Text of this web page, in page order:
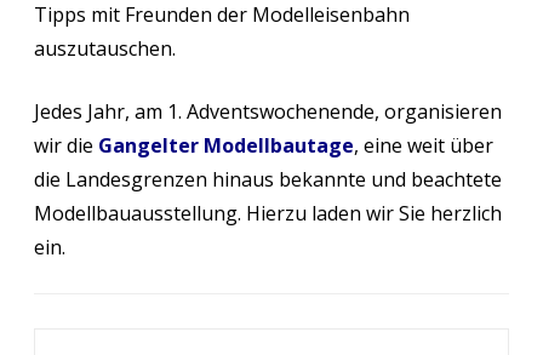
Tipps mit Freunden der Modelleisenbahn
auszutauschen.
Jedes Jahr, am 1. Adventswochenende, organisieren
wir die Gangelter Modellbautage, eine weit über
die Landesgrenzen hinaus bekannte und beachtete
Modellbauausstellung. Hierzu laden wir Sie herzlich
ein.